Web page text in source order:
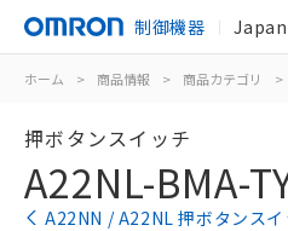
制御機器 Japan
ホーム > 商品情報 > 商品カテゴリ >
押ボタンスイッチ
A22NL-BMA-
A22NN / A22NL 押ボタンス